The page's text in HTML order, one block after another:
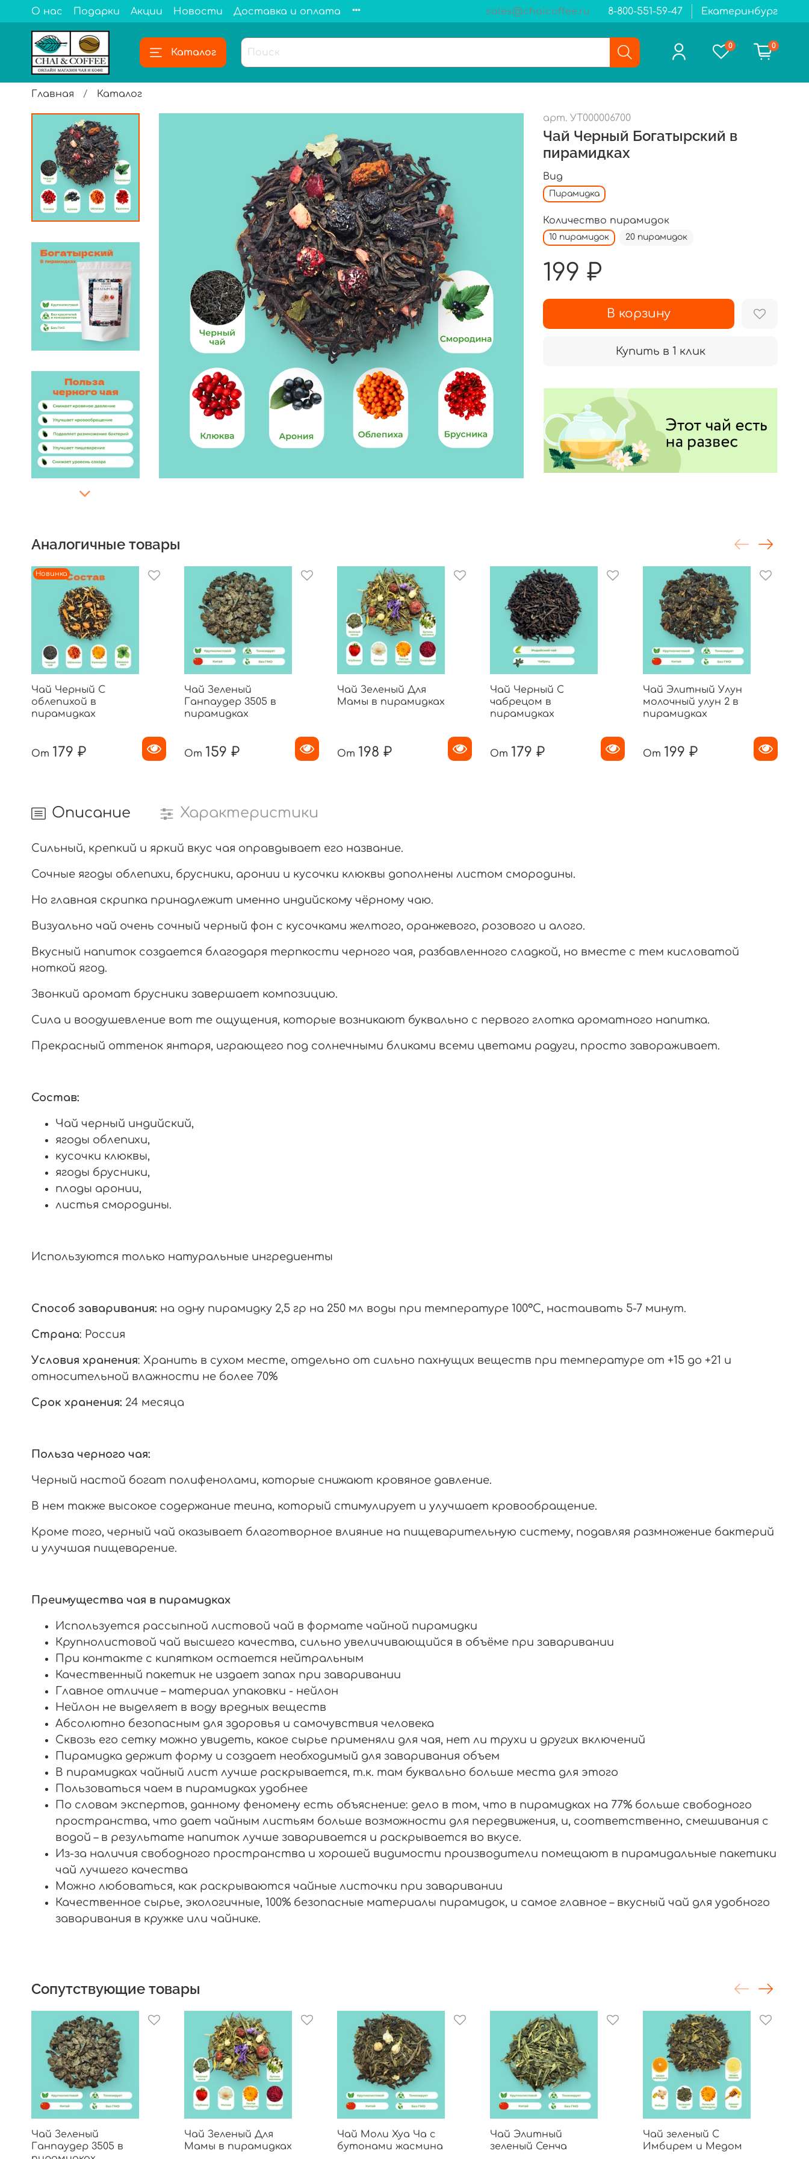
О нас Подарки Акции Новости Доставка и оплата sales@chaicoffee.ru 8-800-551-59-47 Екатеринбург
Каталог
0 0
Главная Каталог
арт.УТ000006700
Чай Черный Богатырский в
пирамидках
Вид
Пирамидка
Количество пирамидок
10 пирамидок 20 пирамидок
199 ₽
В корзину
Купить в 1 клик
Аналогичные товары
Новинка
Чай Черный С
облепихой в
пирамидках
От 179 ₽
Чай Зеленый
Ганпаудер 3505 в
пирамидках
От 159 ₽
Чай Зеленый Для
Мамы в пирамидках
От 198 ₽
Чай Черный С
чабрецом в
пирамидках
От 179 ₽
Чай Элитный Улун
молочный улун 2 в
пирамидках
От 199 ₽
Описание Характеристики
Сильный, крепкий и яркий вкус чая оправдывает его название.
Сочные ягоды облепихи, брусники, аронии и кусочки клюквы дополнены листом смородины.
Но главная скрипка принадлежит именно индийскому чёрному чаю.
Визуально чай очень сочный черный фон с кусочками желтого, оранжевого, розового и алого.
Вкусный напиток создается благодаря терпкости черного чая, разбавленного сладкой, но вместе с тем кисловатой
ноткой ягод.
Звонкий аромат брусники завершает композицию.
Сила и воодушевление вот те ощущения, которые возникают буквально с первого глотка ароматного напитка.
Прекрасный оттенок янтаря, играющего под солнечными бликами всеми цветами радуги, просто завораживает.
Состав:
Чай черный индийский,
ягоды облепихи,
кусочки клюквы,
ягоды брусники,
плоды аронии,
листья смородины.
Используются только натуральные ингредиенты
Способ заваривания: на одну пирамидку 2,5 гр на 250 мл воды при температуре 100°С, настаивать 5-7 минут.
Страна: Россия
Условия хранения: Хранить в сухом месте, отдельно от сильно пахнущих веществ при температуре от +15 до +21 и
относительной влажности не более 70%
Срок хранения: 24 месяца
Польза черного чая:
Черный настой богат полифенолами, которые снижают кровяное давление.
В нем также высокое содержание теина, который стимулирует и улучшает кровообращение.
Кроме того, черный чай оказывает благотворное влияние на пищеварительную систему, подавляя размножение бактерий
и улучшая пищеварение.
Преимущества чая в пирамидках
Используется рассыпной листовой чай в формате чайной пирамидки
Крупнолистовой чай высшего качества, сильно увеличивающийся в объёме при заваривании
При контакте с кипятком остается нейтральным
Качественный пакетик не издает запах при заваривании
Главное отличие – материал упаковки - нейлон
Нейлон не выделяет в воду вредных веществ
Абсолютно безопасным для здоровья и самочувствия человека
Сквозь его сетку можно увидеть, какое сырье применяли для чая, нет ли трухи и других включений
Пирамидка держит форму и создает необходимый для заваривания объем
В пирамидках чайный лист лучше раскрывается, т.к. там буквально больше места для этого
Пользоваться чаем в пирамидках удобнее
По словам экспертов, данному феномену есть объяснение: дело в том, что в пирамидках на 77% больше свободного
пространства, что дает чайным листьям больше возможности для передвижения, и, соответственно, смешивания с
водой – в результате напиток лучше заваривается и раскрывается во вкусе.
Из-за наличия свободного пространства и хорошей видимости производители помещают в пирамидальные пакетики
чай лучшего качества
Можно любоваться, как раскрываются чайные листочки при заваривании
Качественное сырье, экологичные, 100% безопасные материалы пирамидок, и самое главное – вкусный чай для удобного
заваривания в кружке или чайнике.
Сопутствующие товары
Чай Зеленый
Ганпаудер 3505 в
Чай Зеленый Для
Мамы в пирамидках
Чай Моли Хуа Ча с
бутонами жасмина
Чай Элитный
зеленый Сенча
Чай зеленый С
Имбирем и Медом